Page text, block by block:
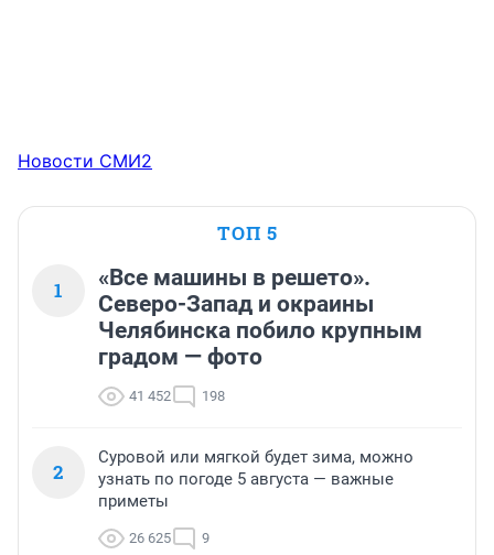
Новости СМИ2
ТОП 5
1
«Все машины в решето».
Северо-Запад и окраины
Челябинска побило крупным
градом — фото
41 452 198
2
Суровой или мягкой будет зима, можно
узнать по погоде 5 августа — важные
приметы
26 625 9